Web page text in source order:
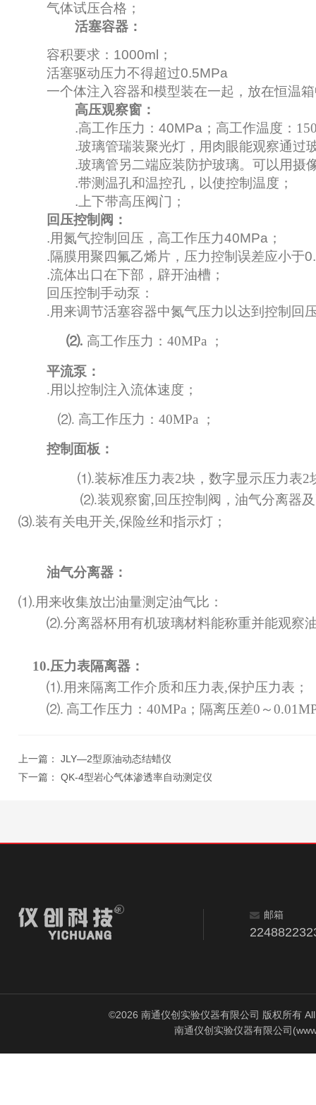
气体试压合格；
活塞容器：
容积要求： 1000ml
；
活塞驱动压力不得超过0.5MPa
一个体注入容器和模型装在一起 ，放在恒温
高压观察窗 ：
.高工作压力： 40MPa ；高工作温度：
.玻璃管瑞装聚光灯，用肉眼能观察通过
.玻璃管另二端应装防护玻璃。可以用摄
.带测温孔和温控孔，以使控制温度；
. 上下带高压阀门；
回压控制阀：
.用氮气控制回压，高工作压力40MPa ；
.隔膜用聚四氟乙烯片，压力控制误差应小于
.流体出口在下部，辟开油槽；
回压控制手动泵 ：
.用来调节活塞容器中氮气压力以达到控制回
⑵. 高工作压力：40MPa ；
平流泵：
.用以控制注入流体速度；
⑵. 高工作压力：40MPa ；
控制面板：
⑴.装标准压力表2块，数字显示压力表
⑵.装观察窗,回压控制阀，油气分离器
⑶.装有关电开关,保险丝和指示灯；
油气分离器：
⑴.用来收集放岀油量测定油气比：
⑵.分离器杯用有机玻璃材料能称重并能观察
10.压力表隔离器：
⑴.用来隔离工作介质和压力表,保护压力表；
⑵. 高工作压力：40MPa；隔离压差0 ～
上一篇： JLY—2型原油动态结蜡仪
下一篇： QK-4型岩心气体渗透率自动测定仪
邮箱
©2026 南通仪创实验仪器有限公司 版权所有
南通仪创实验仪器有限公司